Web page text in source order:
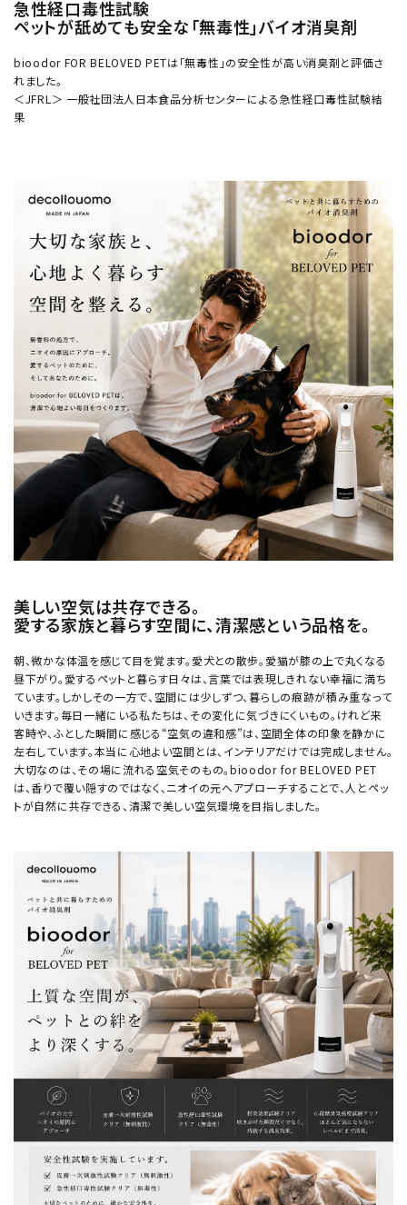
急性経口毒性試験
ペットが舐めても安全な「無毒性」バイオ消臭剤
bioodor FOR BELOVED PETは「無毒性」の安全性が高い消臭剤と評価さ
れました。
＜JFRL＞ 一般社団法人日本食品分析センターによる急性経口毒性試験結
果
美しい空気は共存できる。
愛する家族と暮らす空間に、清潔感という品格を。
朝、微かな体温を感じて目を覚ます。愛犬との散歩。愛猫が膝の上で丸くなる
昼下がり。愛するペットと暮らす日々は、言葉では表現しきれない幸福に満ち
ています。しかしその一方で、空間には少しずつ、暮らしの痕跡が積み重なって
いきます。毎日一緒にいる私たちは、その変化に気づきにくいもの。けれど来
客時や、ふとした瞬間に感じる“空気の違和感”は、空間全体の印象を静かに
左右しています。本当に心地よい空間とは、インテリアだけでは完成しません。
大切なのは、その場に流れる空気そのもの。bioodor for BELOVED PET
は、香りで覆い隠すのではなく、ニオイの元へアプローチすることで、人とペッ
トが自然に共存できる、清潔で美しい空気環境を目指しました。